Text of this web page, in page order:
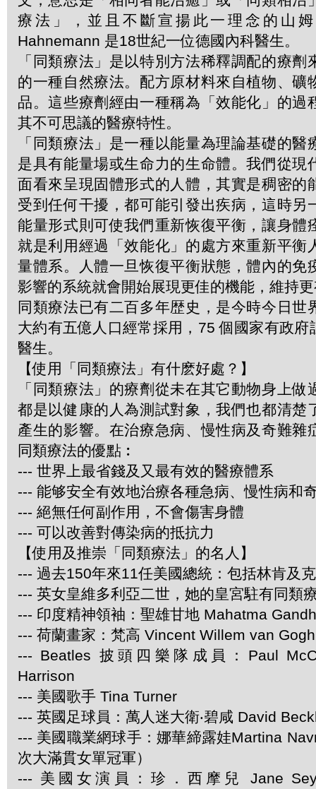
療法」，並且不斷宣揚此一理念的山
Hahnemann 是18世紀一位德國內科醫生。
「同類療法」是以特別方法稀釋調配的療劑
的一種自然療法。配方原材料來自植物、礦
品。這些療劑經由一種稱為「效能化」的過
其不可思議的醫療特性。
「同類療法」是一種以能量為理論基礎的醫
是具有能量場或生命力的生命體。我們從現
面看來呈現固體形式的人體，其實是稠密的
受到任何干擾，都可能引發出疾病，這時另
能量形式則可使我們重新恢復平衡，讓身體
就是利用經過「效能化」的處方來重新平衡
量體系。人體一旦恢復平衡狀態，體內的免
影響的系統就會開始展現更佳的機能，維持
同類療法已有二百多年歴史，是今時今日世
大約有五億人口經常採用，75 個國家有政府
醫生。
【使用「同類療法」有什麽好處？】
「同類療法」的療劑從未在其它動物身上做
都是以健康的人為測試對象，我們也都清楚
產生的影響。在治療急病、慢性病及奇難雜
同類療法的優點︰
--- 世界上最省錢及又最有效的醫療體系
--- 能够安全有效地治療各種急病、慢性病和
--- 絕無任何副作用，不會傷害身體
--- 可以改善對傳染病的抵抗力
【使用及推崇「同類療法」的名人】
--- 過去150年來11任美國總統：包括林肯及
--- 英女皇維多利亞二世，她的皇宮駐有同類
--- 印度精神領袖：聖雄甘地 Mahatma
--- 荷蘭畫家：梵高 Vincent Willem van Gogh
--- Beatles 披頭四樂隊成員：Paul
Harrison
--- 美國歌手 Tina Turner
--- 英國足球員：萬人迷大衛‧碧咸 David
--- 美國職業網球手：娜華締露娃Martina
次大滿貫女單冠軍）
--- 美國女演員：珍．西摩兒 Jane